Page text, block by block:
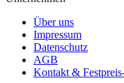
Über uns
Impressum
Datenschutz
AGB
Kontakt &